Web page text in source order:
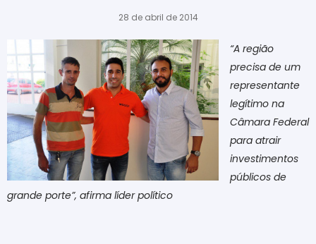
28 de abril de 2014
“A região
precisa de um
representante
legítimo na
Câmara Federal
para atrair
investimentos
públicos de
grande porte”, afirma líder político